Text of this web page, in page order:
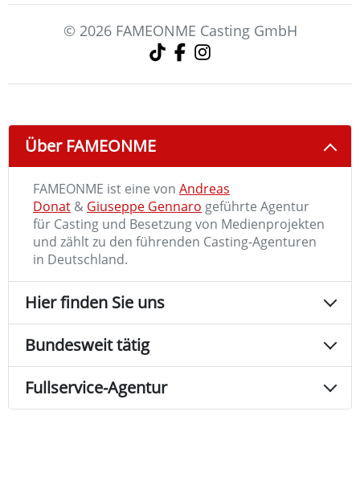
© 2026 FAMEONME Casting GmbH
Über FAMEONME
FAMEONME ist eine von Andreas
Donat & Giuseppe Gennaro geführte Agentur
für Casting und Besetzung von Medienprojekten
und zählt zu den führenden Casting-Agenturen
in Deutschland.
Hier finden Sie uns
Bundesweit tätig
Fullservice-Agentur